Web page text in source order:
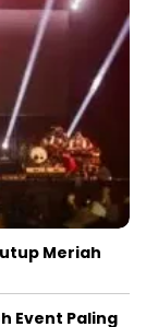
Meriah
Event Paling